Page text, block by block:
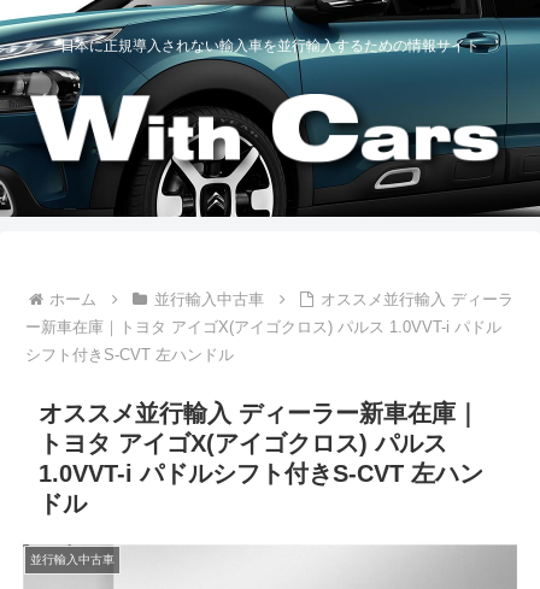
日本に正規導入されない輸入車を並行輸入するための情報サイト
ホーム 並行輸入中古車
オススメ並行輸入 ディーラ
ー新車在庫｜トヨタ アイゴX(アイゴクロス) パルス 1.0VVT-i パドル
シフト付きS-CVT 左ハンドル
オススメ並行輸入 ディーラー新車在庫｜
トヨタ アイゴX(アイゴクロス) パルス
1.0VVT-i パドルシフト付きS-CVT 左ハン
ドル
並行輸入中古車